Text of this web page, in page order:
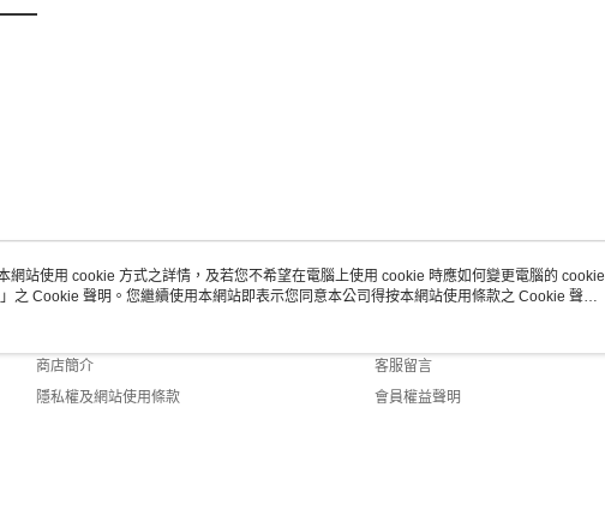
關於我們
商店簡介
隱私權及網站使用條款
客服資訊
客服留言
會員權益聲明
網站使用 cookie 方式之詳情，及若您不希望在電腦上使用 cookie 時應如何變更電腦的 cookie
」之 Cookie 聲明。您繼續使用本網站即表示您同意本公司得按本網站使用條款之 Cookie 聲明